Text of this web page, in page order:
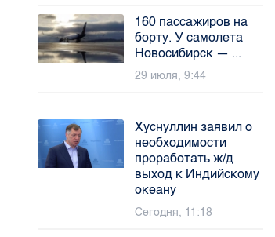
160 пассажиров на
борту. У самолета
Новосибирск — ...
29 июля, 9:44
Хуснуллин заявил о
необходимости
проработать ж/д
выход к Индийскому
океану
Сегодня, 11:18